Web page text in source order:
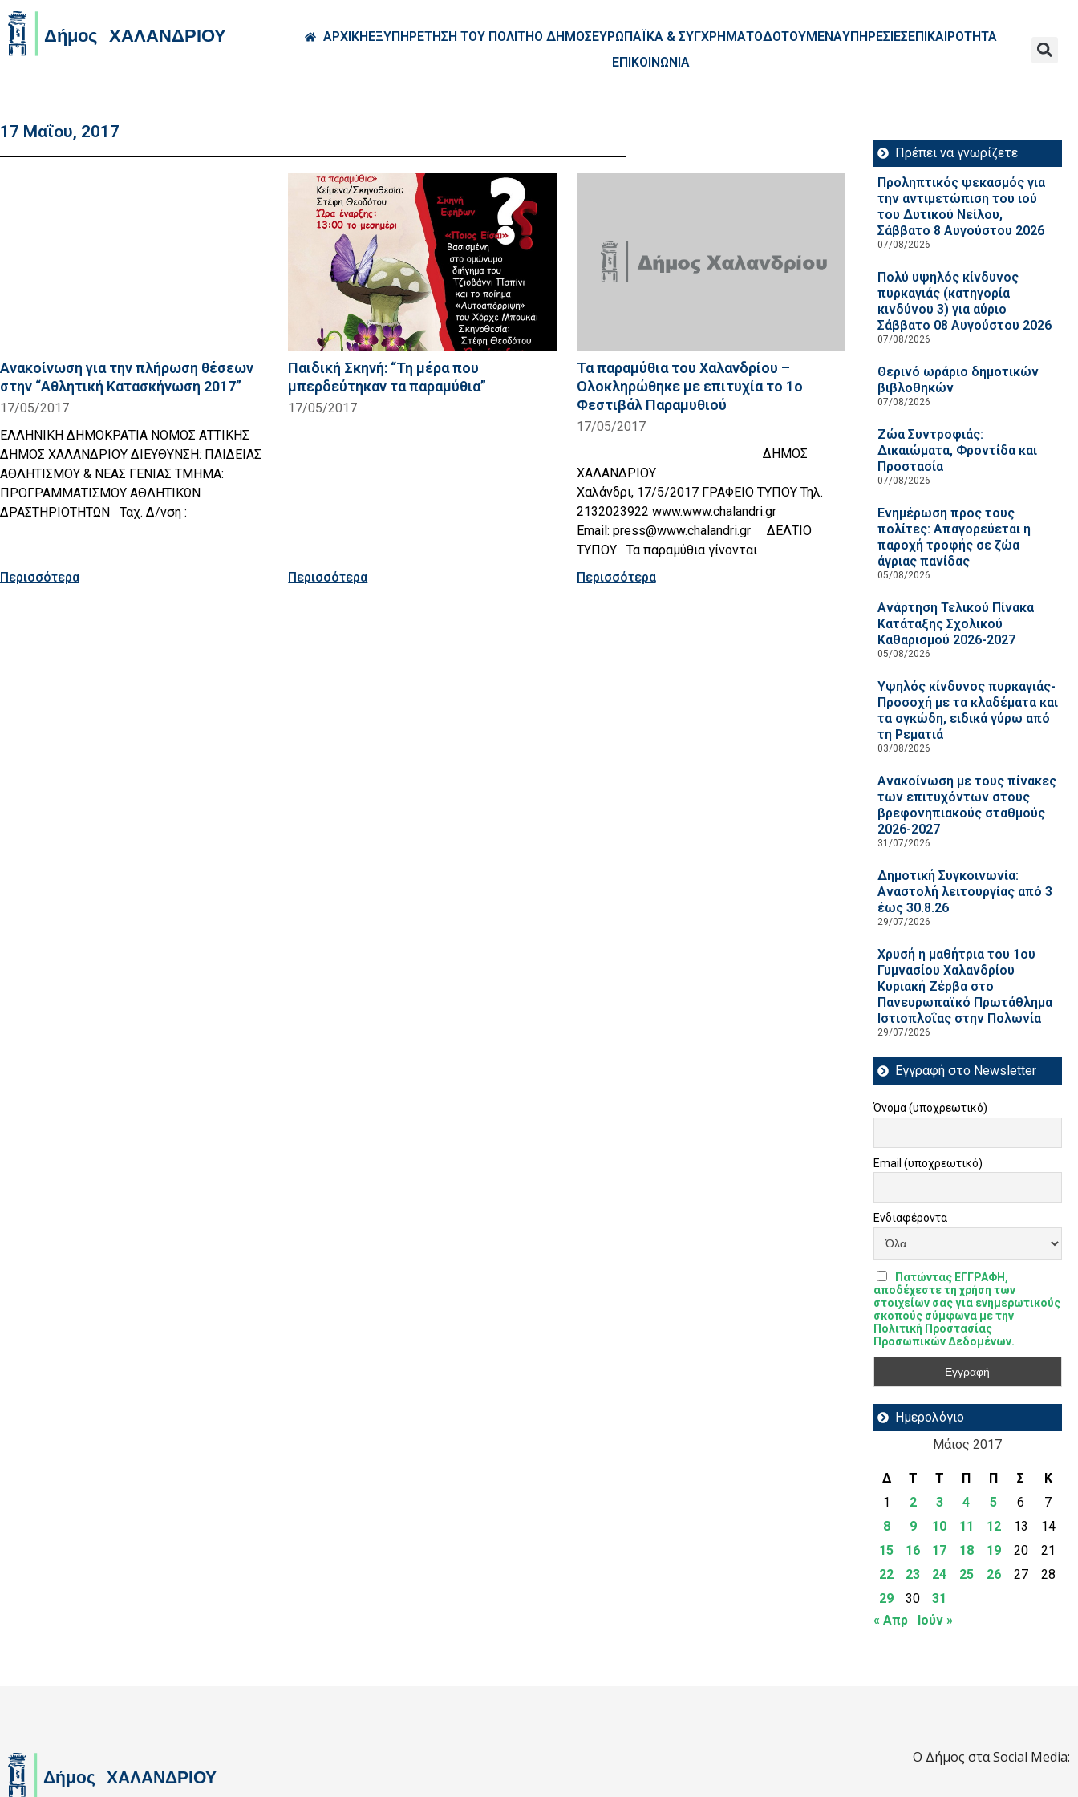
ΑΡΧΙΚΗΕΞΥΠΗΡΕΤΗΣΗ ΤΟΥ ΠΟΛΙΤΗΟ ΔΗΜΟΣΕΥΡΩΠΑΪΚΑ & ΣΥΓΧΡΗΜΑΤΟΔΟΤΟΥΜΕΝΑΥΠΗΡΕΣΙΕΣΕΠΙΚΑΙΡΟΤΗΤΑ
ΕΠΙΚΟΙΝΩΝΙΑ
17 Μαΐου, 2017
Ανακοίνωση για την πλήρωση θέσεων
στην “Αθλητική Κατασκήνωση 2017”
17/05/2017
ΕΛΛΗΝΙΚΗ ΔΗΜΟΚΡΑΤΙΑ ΝΟΜΟΣ ΑΤΤΙΚΗΣ
ΔΗΜΟΣ ΧΑΛΑΝΔΡΙΟΥ ΔΙΕΥΘΥΝΣΗ: ΠΑΙΔΕΙΑΣ
ΑΘΛΗΤΙΣΜΟΥ & ΝΕΑΣ ΓΕΝΙΑΣ ΤΜΗΜΑ:
ΠΡΟΓΡΑΜΜΑΤΙΣΜΟΥ ΑΘΛΗΤΙΚΩΝ
ΔΡΑΣΤΗΡΙΟΤΗΤΩΝ Ταχ. Δ/νση :
Περισσότερα
Παιδική Σκηνή: “Τη μέρα που
μπερδεύτηκαν τα παραμύθια”
17/05/2017
Περισσότερα
Τα παραμύθια του Χαλανδρίου –
Ολοκληρώθηκε με επιτυχία το 1ο
Φεστιβάλ Παραμυθιού
17/05/2017
ΔΗΜΟΣ
ΧΑΛΑΝΔΡΙΟΥ
Χαλάνδρι, 17/5/2017 ΓΡΑΦΕΙΟ ΤΥΠΟΥ Τηλ.
2132023922 www.www.chalandri.gr
Email: press@www.chalandri.gr ΔΕΛΤΙΟ
ΤΥΠΟΥ Τα παραμύθια γίνονται
Περισσότερα
Πρέπει να γνωρίζετε
Προληπτικός ψεκασμός για
την αντιμετώπιση του ιού
του Δυτικού Νείλου,
Σάββατο 8 Αυγούστου 2026
07/08/2026
Πολύ υψηλός κίνδυνος
πυρκαγιάς (κατηγορία
κινδύνου 3) για αύριο
Σάββατο 08 Αυγούστου 2026
07/08/2026
Θερινό ωράριο δημοτικών
βιβλοθηκών
07/08/2026
Ζώα Συντροφιάς:
Δικαιώματα, Φροντίδα και
Προστασία
07/08/2026
Ενημέρωση προς τους
πολίτες: Απαγορεύεται η
παροχή τροφής σε ζώα
άγριας πανίδας
05/08/2026
Ανάρτηση Τελικού Πίνακα
Κατάταξης Σχολικού
Καθαρισμού 2026-2027
05/08/2026
Υψηλός κίνδυνος πυρκαγιάς-
Προσοχή με τα κλαδέματα και
τα ογκώδη, ειδικά γύρω από
τη Ρεματιά
03/08/2026
Ανακοίνωση με τους πίνακες
των επιτυχόντων στους
βρεφονηπιακούς σταθμούς
2026-2027
31/07/2026
Δημοτική Συγκοινωνία:
Αναστολή λειτουργίας από 3
έως 30.8.26
29/07/2026
Χρυσή η μαθήτρια του 1ου
Γυμνασίου Χαλανδρίου
Κυριακή Ζέρβα στο
Πανευρωπαϊκό Πρωτάθλημα
Ιστιοπλοΐας στην Πολωνία
29/07/2026
Εγγραφή στο Newsletter
Όνομα (υποχρεωτικό)
Email (υποχρεωτικό)
Ενδιαφέροντα
Πατώντας ΕΓΓΡΑΦΗ,
αποδέχεστε τη χρήση των
στοιχείων σας για ενημερωτικούς
σκοπούς σύμφωνα με την
Πολιτική Προστασίας
Προσωπικών Δεδομένων.
Ημερολόγιο
Μάιος 2017
Δ Τ Τ Π Π Σ
Κ
1
2 3 4 5 6
7
8
9 10 11 12 13
14
15
16 17 18 19 20
21
22
23 24 25 26 27
28
29
30
31
« Απρ
Ιούν »
Ο Δήμος στα Social Media: